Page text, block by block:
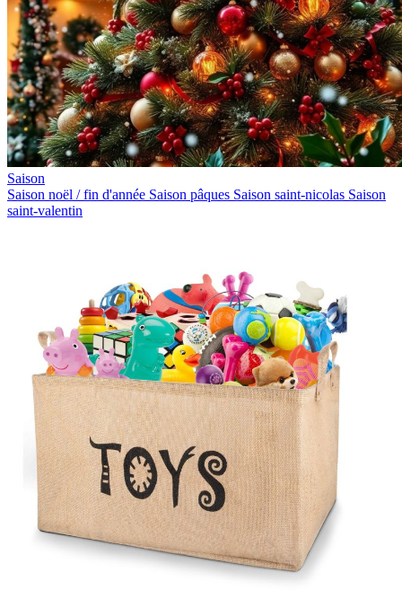
Saison
Saison noël / fin d'année Saison pâques Saison saint-nicolas Saison
saint-valentin